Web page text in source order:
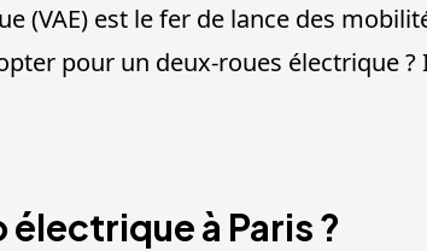
(VAE) est le fer de lance des
pour un deux-roues électrique
à Paris ?